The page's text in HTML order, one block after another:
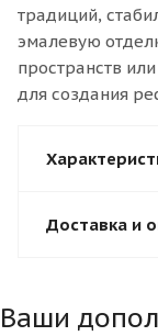
традиций,
эмалевую
пространств
для создания
Доставка и
Ваши